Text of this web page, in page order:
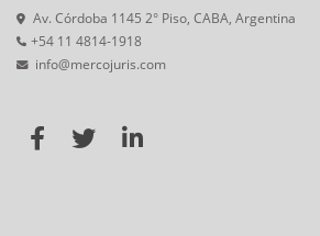
Av. Córdoba 1145 2° Piso, CABA, Argentina
+54 11 4814-1918
info@mercojuris.com